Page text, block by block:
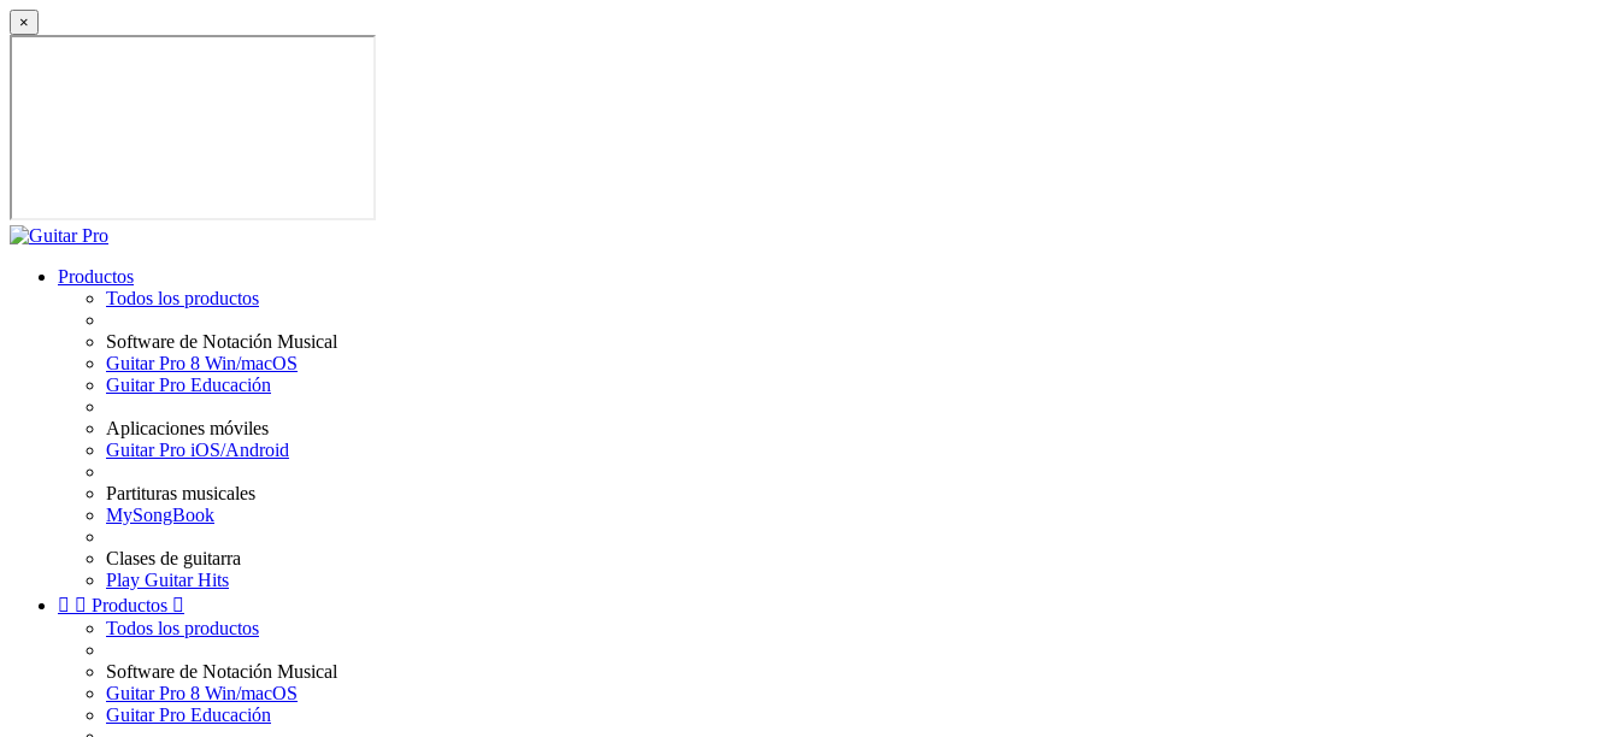
×
Productos
Todos los productos
Software de Notación Musical
Guitar Pro 8 Win/macOS
Guitar Pro Educación
Aplicaciones móviles
Guitar Pro iOS/Android
Partituras musicales
MySongBook
Clases de guitarra
Play Guitar Hits
  Productos 
Todos los productos
Software de Notación Musical
Guitar Pro 8 Win/macOS
Guitar Pro Educación